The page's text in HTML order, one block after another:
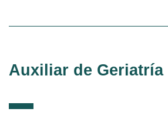
Auxiliar de Geriatría